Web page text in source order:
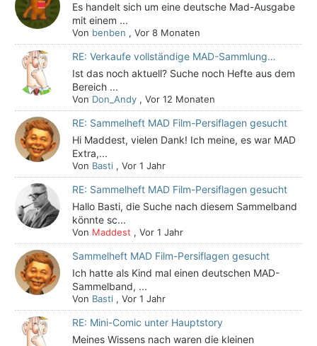
Es handelt sich um eine deutsche Mad-Ausgabe
mit einem ...
Von benben ,Vor 8 Monaten
RE: Verkaufe vollständige MAD-Sammlung…
Ist das noch aktuell? Suche noch Hefte aus dem
Bereich ...
Von Don_Andy ,Vor 12 Monaten
RE: Sammelheft MAD Film-Persiflagen gesucht
Hi Maddest, vielen Dank! Ich meine, es war MAD
Extra,...
Von Basti ,Vor 1 Jahr
RE: Sammelheft MAD Film-Persiflagen gesucht
Hallo Basti, die Suche nach diesem Sammelband
könnte sc...
Von Maddest ,Vor 1 Jahr
Sammelheft MAD Film-Persiflagen gesucht
Ich hatte als Kind mal einen deutschen MAD-
Sammelband, ...
Von Basti ,Vor 1 Jahr
RE: Mini-Comic unter Hauptstory
Meines Wissens nach waren die kleinen